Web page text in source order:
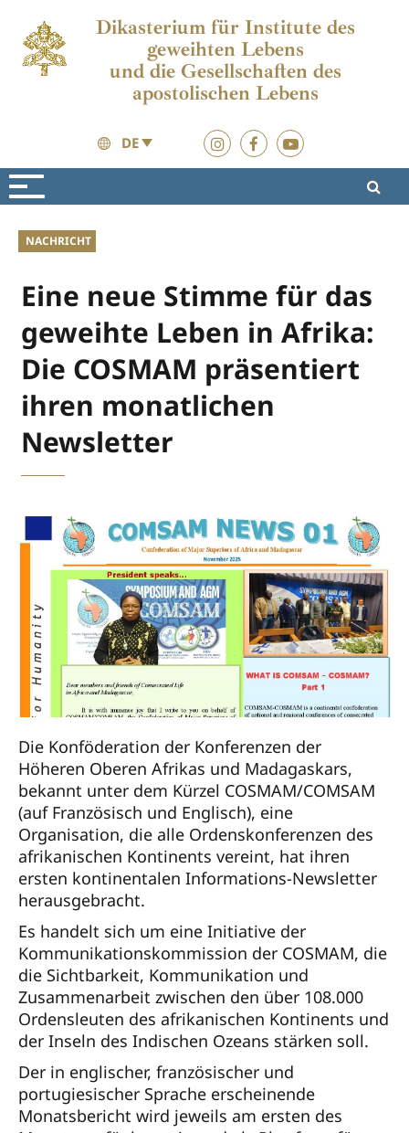
Dikasterium für Institute des
geweihten Lebens
und die Gesellschaften des
apostolischen Lebens
DE
Aktuelles
NACHRICHT
Eine neue Stimme für das
geweihte Leben in Afrika:
Die COSMAM präsentiert
ihren monatlichen
Newsletter
Die Konföderation der Konferenzen der
Höheren Oberen Afrikas und Madagaskars,
bekannt unter dem Kürzel COSMAM/COMSAM
(auf Französisch und Englisch), eine
Organisation, die alle Ordenskonferenzen des
afrikanischen Kontinents vereint, hat ihren
ersten kontinentalen Informations-Newsletter
herausgebracht.
Es handelt sich um eine Initiative der
Kommunikationskommission der COSMAM, die
die Sichtbarkeit, Kommunikation und
Zusammenarbeit zwischen den über 108.000
Ordensleuten des afrikanischen Kontinents und
der Inseln des Indischen Ozeans stärken soll.
Der in englischer, französischer und
portugiesischer Sprache erscheinende
Monatsbericht wird jeweils am ersten des